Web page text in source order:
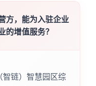
方，能为入驻企业
的增值服务？
链）智慧园区综